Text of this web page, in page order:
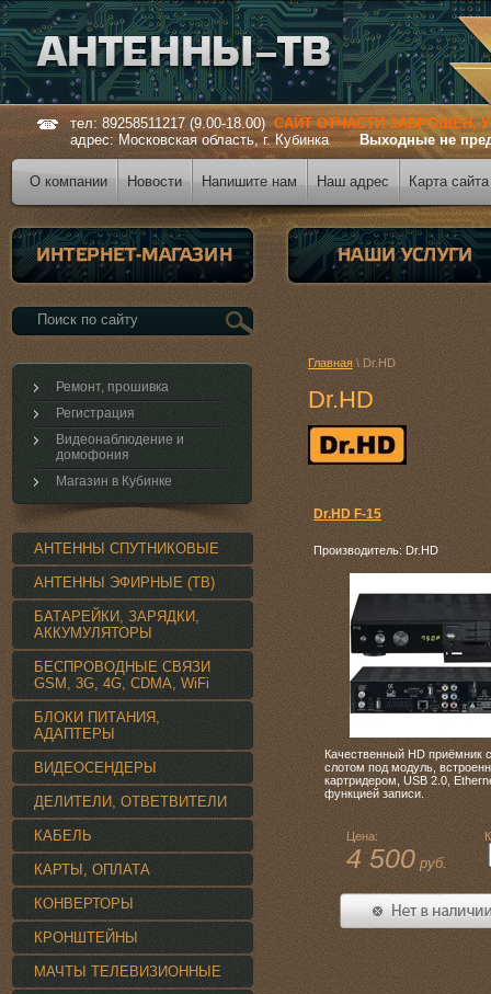
О компании Новости Напишите нам Наш адрес Карта сайта
тел: 89258511217 (9.00-18.00)САЙТ ОТЧАСТИ ЗАБРОШЕН,
адрес: Московская область, г. КубинкаВыходные не
Главная \ Dr.HD
Dr.HD
Dr.HD F-15
Производитель: Dr.HD
Качественный HD приёмник
слотом под модуль,
картридером, USB 2.0,
функцией записи.
Цена:
4 500 руб.
Ремонт, прошивка
Регистрация
Видеонаблюдение и
домофония
Магазин в Кубинке
АНТЕННЫ СПУТНИКОВЫЕ
АНТЕННЫ ЭФИРНЫЕ (ТВ)
БАТАРЕЙКИ, ЗАРЯДКИ,
АККУМУЛЯТОРЫ
БЕСПРОВОДНЫЕ СВЯЗИ
GSM, 3G, 4G, CDMA, WiFi
БЛОКИ ПИТАНИЯ,
АДАПТЕРЫ
ВИДЕОСЕНДЕРЫ
ДЕЛИТЕЛИ, ОТВЕТВИТЕЛИ
КАБЕЛЬ
КАРТЫ, ОПЛАТА
КОНВЕРТОРЫ
КРОНШТЕЙНЫ
МАЧТЫ ТЕЛЕВИЗИОННЫЕ